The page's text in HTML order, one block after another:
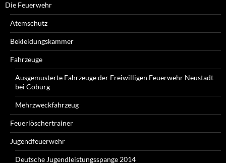
Die Feuerwehr
Atemschutz
Bekleidungskammer
Fahrzeuge
Ausgemusterte Fahrzeuge der Freiwilligen Feuerwehr Neustadt
bei Coburg
Mehrzweckfahrzeug
Feuerlöschertrainer
Jugendfeuerwehr
Deutsche Jugendleistungsspange 2014